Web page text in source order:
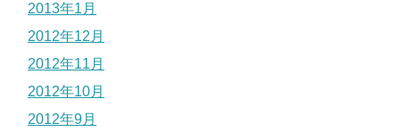
2013年1月
2012年12月
2012年11月
2012年10月
2012年9月